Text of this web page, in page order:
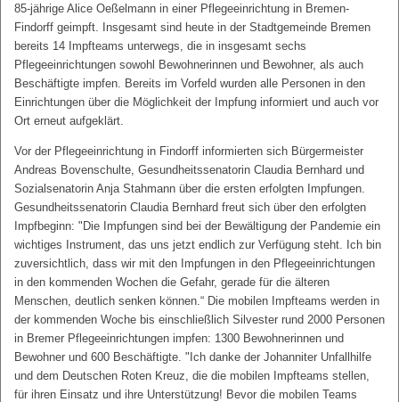
85-jährige Alice Oeßelmann in einer Pflegeeinrichtung in Bremen-
Findorff geimpft. Insgesamt sind heute in der Stadtgemeinde Bremen
bereits 14 Impfteams unterwegs, die in insgesamt sechs
Pflegeeinrichtungen sowohl Bewohnerinnen und Bewohner, als auch
Beschäftigte impfen. Bereits im Vorfeld wurden alle Personen in den
Einrichtungen über die Möglichkeit der Impfung informiert und auch vor
Ort erneut aufgeklärt.
Vor der Pflegeeinrichtung in Findorff informierten sich Bürgermeister
Andreas Bovenschulte, Gesundheitssenatorin Claudia Bernhard und
Sozialsenatorin Anja Stahmann über die ersten erfolgten Impfungen.
Gesundheitssenatorin Claudia Bernhard freut sich über den erfolgten
Impfbeginn: "Die Impfungen sind bei der Bewältigung der Pandemie ein
wichtiges Instrument, das uns jetzt endlich zur Verfügung steht. Ich bin
zuversichtlich, dass wir mit den Impfungen in den Pflegeeinrichtungen
in den kommenden Wochen die Gefahr, gerade für die älteren
Menschen, deutlich senken können.“ Die mobilen Impfteams werden in
der kommenden Woche bis einschließlich Silvester rund 2000 Personen
in Bremer Pflegeeinrichtungen impfen: 1300 Bewohnerinnen und
Bewohner und 600 Beschäftigte. "Ich danke der Johanniter Unfallhilfe
und dem Deutschen Roten Kreuz, die die mobilen Impfteams stellen,
für ihren Einsatz und ihre Unterstützung! Bevor die mobilen Teams